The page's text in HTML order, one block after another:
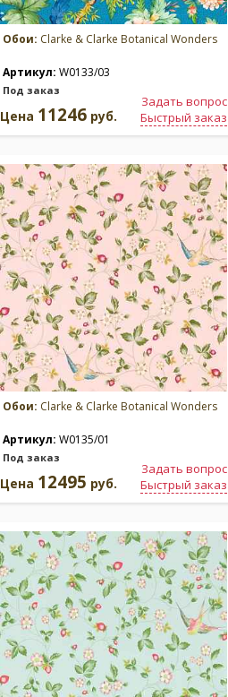
Обои: Clarke & Clarke Botanical Wonders
Артикул: W0133/03
Под заказ
Задать вопрос
Быстрый заказ
Цена 11246 руб.
Обои: Clarke & Clarke Botanical Wonders
Артикул: W0135/01
Под заказ
Задать вопрос
Быстрый заказ
Цена 12495 руб.